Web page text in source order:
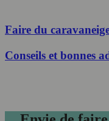
Faire du
Conseils et bonnes